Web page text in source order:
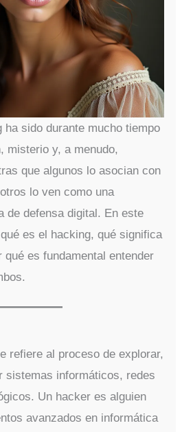
ha sido durante mucho tiempo
misterio y, a menudo,
que algunos lo asocian con
lo ven como una
de defensa digital. En este
es el hacking, qué significa
es fundamental entender
refiere al proceso de explorar,
sistemas informáticos, redes
Un hacker es alguien
avanzados en informática